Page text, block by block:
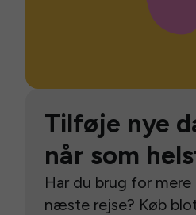
Tilføje nye
når som
Har du brug for
næste rejse? Køb